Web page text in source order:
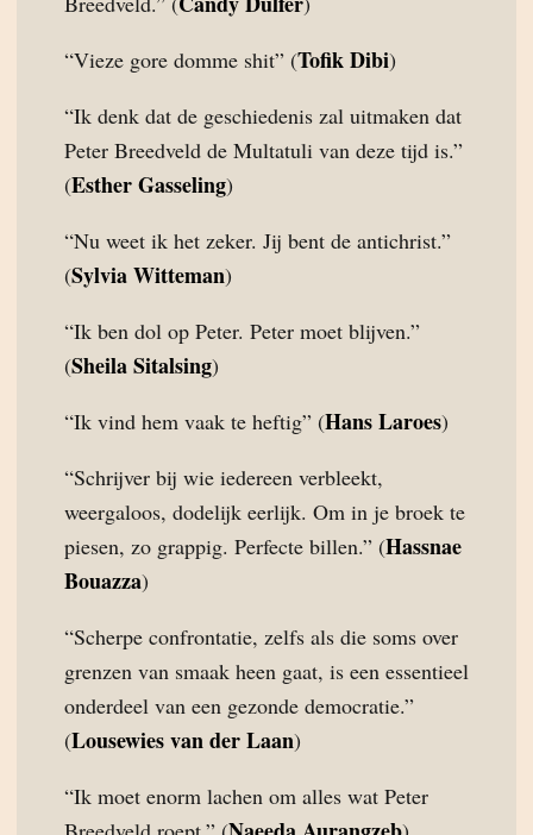
“Vieze gore domme shit” (Tofik Dibi)
“Ik denk dat de geschiedenis zal uitmaken dat
Peter Breedveld de Multatuli van deze tijd is.”
(Esther Gasseling)
“Nu weet ik het zeker. Jij bent de antichrist.”
(Sylvia Witteman)
“Ik ben dol op Peter. Peter moet blijven.”
(Sheila Sitalsing)
“Ik vind hem vaak te heftig” (Hans Laroes)
“Schrijver bij wie iedereen verbleekt,
weergaloos, dodelijk eerlijk. Om in je broek te
piesen, zo grappig. Perfecte billen.” (Hassnae
Bouazza)
“Scherpe confrontatie, zelfs als die soms over
grenzen van smaak heen gaat, is een essentieel
onderdeel van een gezonde democratie.”
(Lousewies van der Laan)
“Ik moet enorm lachen om alles wat Peter